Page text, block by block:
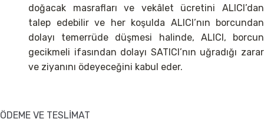
doğacak masrafları ve vekâlet ücretini ALICI’dan
talep edebilir ve her koşulda ALICI’nın borcundan
dolayı temerrüde düşmesi halinde, ALICI, borcun
gecikmeli ifasından dolayı SATICI’nın uğradığı zarar
ve ziyanını ödeyeceğini kabul eder.
ÖDEME VE TESLİMAT